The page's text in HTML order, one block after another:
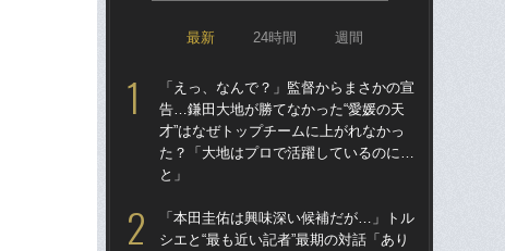
最新 24時間 週間
「えっ、なんで？」監督からまさかの宣
告…鎌田大地が勝てなかった“愛媛の天
才”はなぜトップチームに上がれなかっ
た？「大地はプロで活躍しているのに…
と」
「本田圭佑は興味深い候補だが…」トル
シエと“最も近い記者”最期の対話「あり